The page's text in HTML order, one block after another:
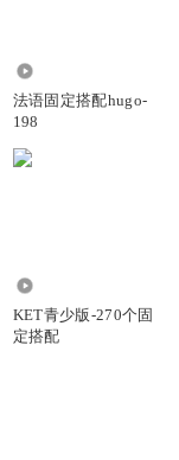
法语固定搭配hugo-
198
KET青少版-270个固
定搭配